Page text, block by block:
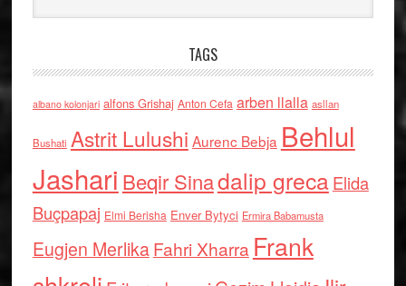
TAGS
albano kolonjari alfons Grishaj Anton Cefa arben llalla asllan
Bushati Astrit Lulushi Aurenc Bebja Behlul
Jashari Beqir Sinadalip grecaElida
Buçpapaj Elmi Berisha Enver Bytyci Ermira Babamusta
Eugjen MerlikaFahri Xharra Frank